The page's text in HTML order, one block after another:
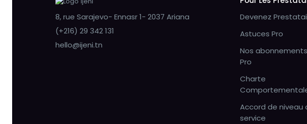
8, rue Sarajevo- Ennasr 1- 2037 Ariana
(+216) 29 342 131
hello@ijeni.tn
Devenez
Astuces Pro
Nos abonnements
Pro
Charte
Accord de niveau
service